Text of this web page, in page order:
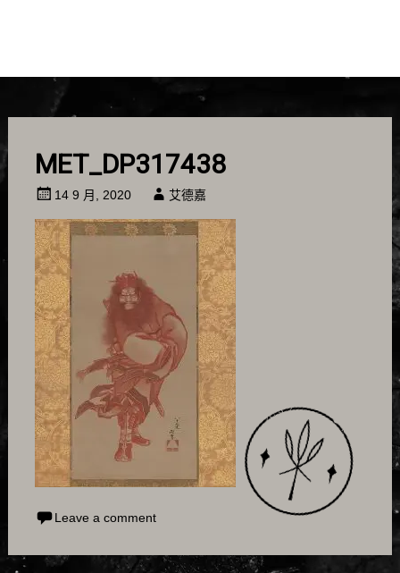
MET_DP317438
14 9 月, 2020 艾德嘉
Leave a comment